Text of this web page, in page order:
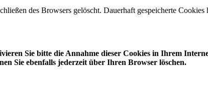
des Browsers gelöscht. Dauerhaft gespeicherte
Sie bitte die Annahme dieser Cookies in Ihrem
Sie ebenfalls jederzeit über Ihren Browser löschen.